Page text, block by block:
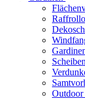
Outdoor